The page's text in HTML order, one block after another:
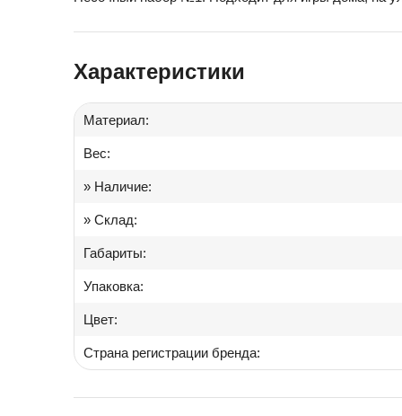
Іграшки в дитячий садок
Подарки для детей
Характеристики
Материал:
Вес:
» Наличие:
» Склад:
Габариты:
Упаковка:
Цвет:
Страна регистрации бренда: